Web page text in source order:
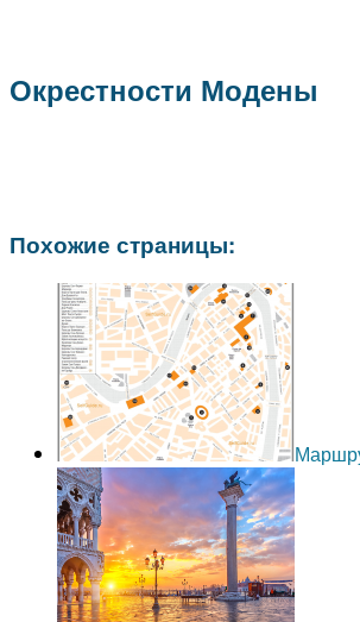
Окрестности Модены
Похожие страницы: